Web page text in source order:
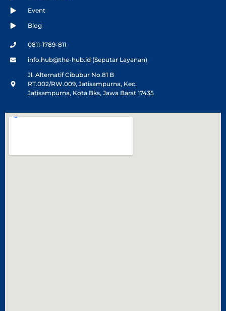
Event
Blog
0811-1789-811
info.hub@the-hub.id (Seputar Layanan)
Jl. Alternatif Cibubur No.81 B
RT.002/RW.009, Jatisampurna, Kec.
Jatisampurna, Kota Bks, Jawa Barat 17435